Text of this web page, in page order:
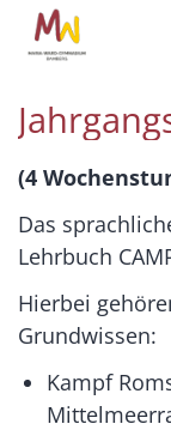
Zum Inhalt
(4
Das
Lehrbuch
Hierbei
Grundwissen:
Kampf